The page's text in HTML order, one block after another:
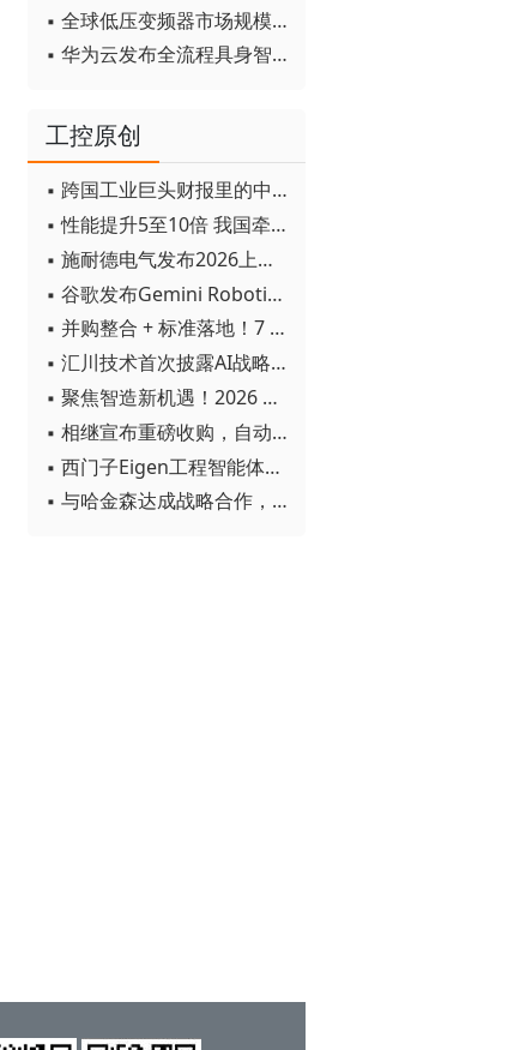
▪ 全球低压变频器市场规模2030年将超170亿美元
▪ 华为云发布全流程具身智能开发平台CloudRobo
工控原创
▪ 跨国工业巨头财报里的中国成绩单
▪ 性能提升5至10倍 我国牵头制定的WiTSnet工业以太网国际标准正式发布
▪ 施耐德电气发布2026上半年可持续发展成绩单 "Impact 2030"路线图开局稳健
▪ 谷歌发布Gemini Robotics 2模型 实现人形机器人全身智能控制突破
▪ 并购整合 + 标准落地！7 月工业自动化产业动态速递
▪ 汇川技术首次披露AI战略进展：从两个方面推动“AI业务化”落地
▪ 聚焦智造新机遇！2026 青岛数字化及智能制造技术论坛圆满落幕
▪ 相继宣布重磅收购，自动化巨头新一轮并购潮剑指何方？
▪ 西门子Eigen工程智能体落地中国，工业AI跨越物理世界“确定性”拐点
▪ 与哈金森达成战略合作，乐聚机器人何以持续获得工业巨头青睐？